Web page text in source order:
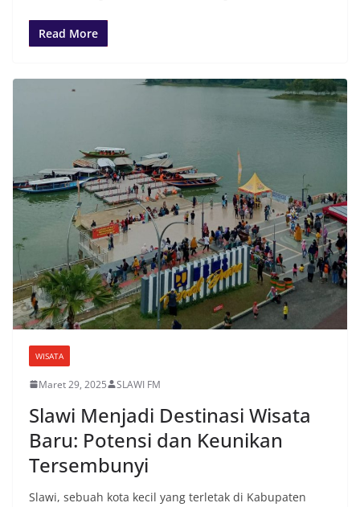
Read More
WISATA
Maret 29, 2025 SLAWI FM
Slawi Menjadi Destinasi Wisata
Baru: Potensi dan Keunikan
Tersembunyi
Slawi, sebuah kota kecil yang terletak di Kabupaten